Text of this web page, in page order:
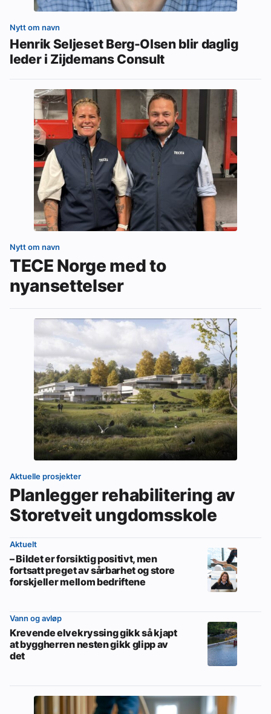
Nytt om navn
Henrik Seljeset Berg-Olsen blir daglig
leder i Zijdemans Consult
Nytt om navn
TECE Norge med to
nyansettelser
Aktuelle prosjekter
Planlegger rehabilitering av
Storetveit ungdomsskole
Aktuelt
– Bildet er forsiktig positivt, men
fortsatt preget av sårbarhet og store
forskjeller mellom bedriftene
Vann og avløp
Krevende elvekryssing gikk så kjapt
at byggherren nesten gikk glipp av
det